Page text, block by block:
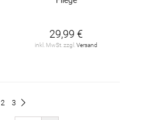
29,99 €
inkl. MwSt. zzgl. Versand
Seite
2 Seite
3